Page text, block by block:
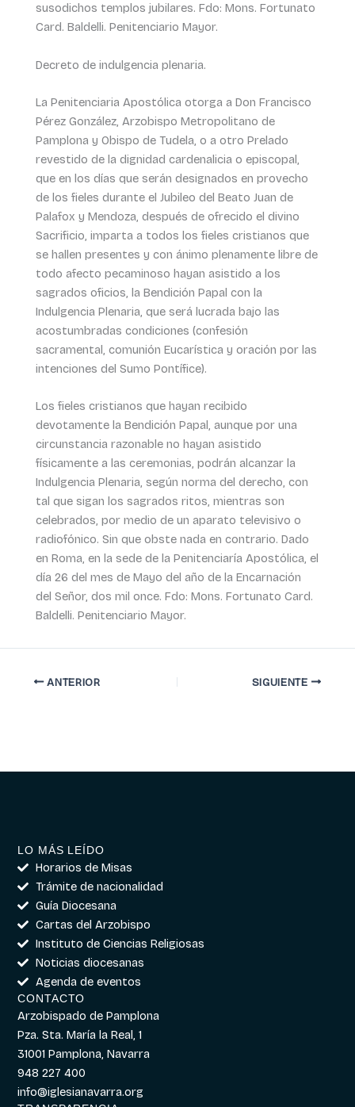
susodichos templos jubilares. Fdo: Mons. Fortunato
Card. Baldelli. Penitenciario Mayor.
Decreto de indulgencia plenaria.
La Penitenciaria Apostólica otorga a Don Francisco
Pérez González, Arzobispo Metropolitano de
Pamplona y Obispo de Tudela, o a otro Prelado
revestido de la dignidad cardenalicia o episcopal,
que en los días que serán designados en provecho
de los fieles durante el Jubileo del Beato Juan de
Palafox y Mendoza, después de ofrecido el divino
Sacrificio, imparta a todos los fieles cristianos que
se hallen presentes y con ánimo plenamente libre de
todo afecto pecaminoso hayan asistido a los
sagrados oficios, la Bendición Papal con la
Indulgencia Plenaria, que será lucrada bajo las
acostumbradas condiciones (confesión
sacramental, comunión Eucarística y oración por las
intenciones del Sumo Pontífice).
Los fieles cristianos que hayan recibido
devotamente la Bendición Papal, aunque por una
circunstancia razonable no hayan asistido
físicamente a las ceremonias, podrán alcanzar la
Indulgencia Plenaria, según norma del derecho, con
tal que sigan los sagrados ritos, mientras son
celebrados, por medio de un aparato televisivo o
radiofónico. Sin que obste nada en contrario. Dado
en Roma, en la sede de la Penitenciaría Apostólica, el
día 26 del mes de Mayo del año de la Encarnación
del Señor, dos mil once. Fdo: Mons. Fortunato Card.
Baldelli. Penitenciario Mayor.
ANTERIOR SIGUIENTE
LO MÁS LEÍDO
Horarios de Misas
Trámite de nacionalidad
Guía Diocesana
Cartas del Arzobispo
Instituto de Ciencias Religiosas
Noticias diocesanas
Agenda de eventos
CONTACTO
Arzobispado de Pamplona
Pza. Sta. María la Real, 1
31001 Pamplona, Navarra
948 227 400
info@iglesianavarra.org